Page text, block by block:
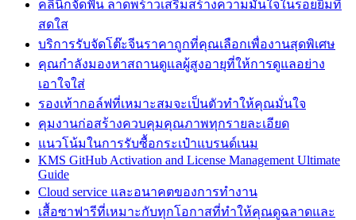
คลินิกจัดฟัน ลาดพร้าวเสริมสร้างความมั่นใจในรอยยิ้มที่
สดใส
บริการรับจัดโต๊ะจีนราคาถูกที่คุณเลือกเพื่องานสุดพิเศษ
คุณกำลังมองหาสถานดูแลผู้สูงอายุที่ให้การดูแลอย่าง
เอาใจใส่
รองเท้ากอล์ฟที่เหมาะสมจะเป็นตัวทำให้คุณมั่นใจ
คุมงานก่อสร้างควบคุมคุณภาพทุกรายละเอียด
แนวโน้มในการรับซื้อกระเป๋าแบรนด์เนม
KMS GitHub Activation and License Management Ultimate
Guide
Cloud service และอนาคตของการทำงาน
เสื้อซาฟารีที่เหมาะกับทุกโอกาสที่ทำให้คุณดูฉลาดและ